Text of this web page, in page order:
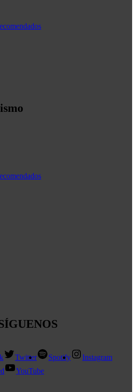
Twitter Spotify
Instagram
YouTube